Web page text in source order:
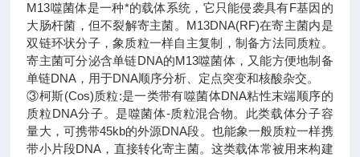
M13噬菌体是一种*的载体系统，它只能侵袭具有F基因的
大肠杆菌，但不裂解寄主菌。M13DNA(RF)在寄主菌内是
双链环状分子，象质粒一样自主复制，制备方法同质粒。
寄主菌可分泌含单链DNA的M13噬菌体，又能方便地制备
单链DNA，用于DNA顺序分析、定点突变和核酸杂交。
③柯斯(Cos)质粒:是一类带有噬菌体DNA粘性末端顺序的
质粒DNA分子。是噬菌体-质粒混合物。此类载体分子容
量大，可携带45kb的外源DNA段。也能象一般质粒一样携
带小片段DNA，直接转化寄主菌。这类载体常被用来构建